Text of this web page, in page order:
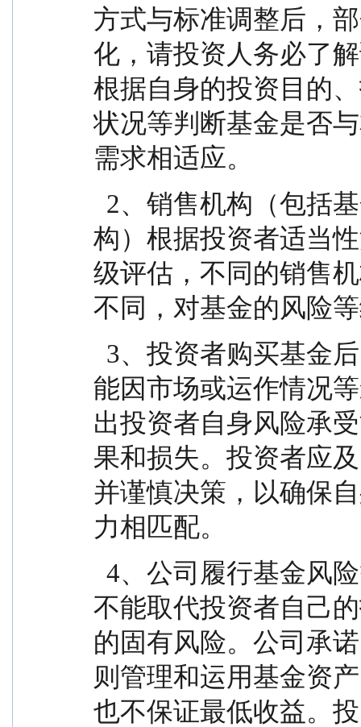
方式与标准调整后，
化，请投资人务必了
根据自身的投资目的
状况等判断基金是否
需求相适应。
构）根据投资者适当
级评估，不同的销售
不同，对基金的风险
能因市场或运作情况
出投资者自身风险承
果和损失。投资者应
并谨慎决策，以确保
力相匹配。
不能取代投资者自己
的固有风险。公司承
则管理和运用基金资
也不保证最低收益。